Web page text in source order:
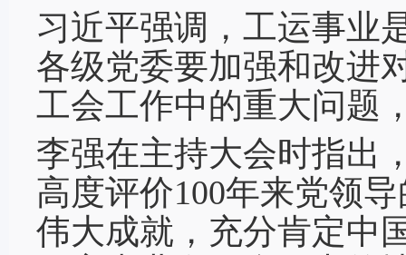
习近平强调，工运事业
各级党委要加强和改进
工会工作中的重大问题
李强在主持大会时指出
高度评价100年来党领
伟大成就，充分肯定中